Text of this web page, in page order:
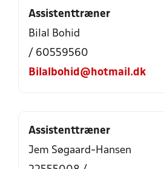
Assistenttræner
Bilal Bohid
/ 60559560
Bilalbohid@hotmail.dk
Assistenttræner
Jem Søgaard-Hansen